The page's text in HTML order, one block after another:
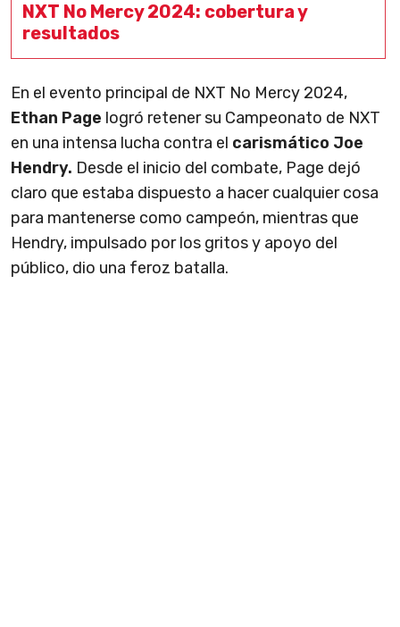
NXT No Mercy 2024: cobertura y
resultados
En el evento principal de NXT No Mercy 2024,
Ethan Page logró retener su Campeonato de NXT
en una intensa lucha contra el carismático Joe
Hendry. Desde el inicio del combate, Page dejó
claro que estaba dispuesto a hacer cualquier cosa
para mantenerse como campeón, mientras que
Hendry, impulsado por los gritos y apoyo del
público, dio una feroz batalla.